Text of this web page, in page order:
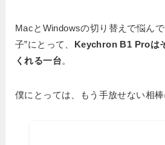
MacとWindowsの切り替えで悩ん
子”にとって、 Keychron B1 Proは
くれる一台。
僕にとっては、もう手放せない相棒